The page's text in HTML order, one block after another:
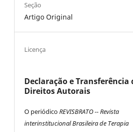
Seção
Artigo Original
Licença
Declaração e Transferência
Direitos Autorais
O periódicoREVISBRATO -- Revista
interinstitucional Brasileira de Terapia